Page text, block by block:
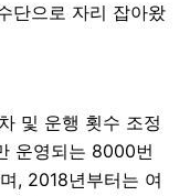
단으로 자리 잡아왔
및 운행 횟수 조정
운영되는 8000번
, 2018년부터는 여